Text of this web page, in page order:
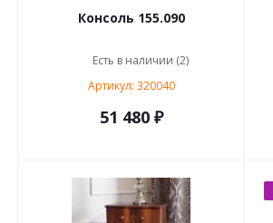
Консоль 155.090
Есть в наличии (2)
Артикул: 320040
51 480 ₽